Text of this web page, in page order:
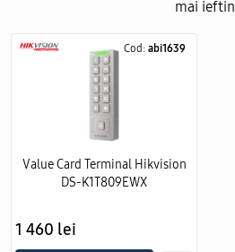
mai ieftin
Cod: abi1639
Value Card Terminal Hikvision
DS-K1T809EWX
1 460 lei